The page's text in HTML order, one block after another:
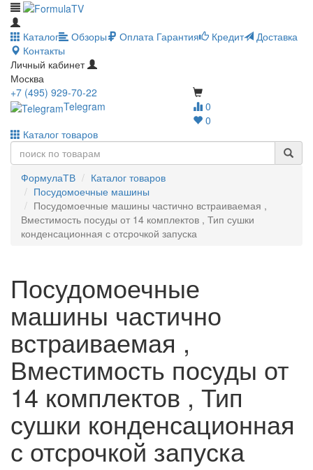
Каталог Обзоры Оплата Гарантия Кредит
Доставка
Контакты
Личный кабинет
Москва
0
0
+7 (495) 929-70-22
Telegram
Каталог товаров
ФормулаТВ
Каталог товаров
Посудомоечные машины
Посудомоечные машины частично встраиваемая ,
Вместимость посуды от 14 комплектов , Тип сушки
конденсационная с отсрочкой запуска
Посудомоечные
машины частично
встраиваемая ,
Вместимость посуды от
14 комплектов , Тип
сушки конденсационная
с отсрочкой запуска